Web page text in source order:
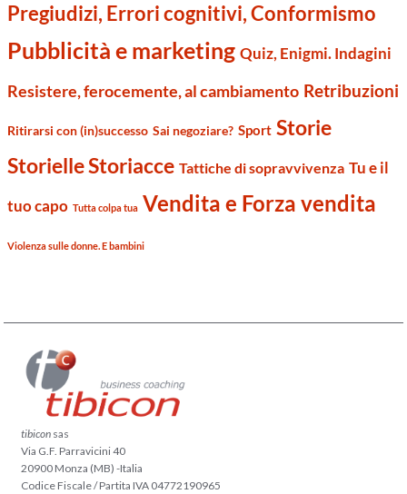
Pregiudizi, Errori cognitivi, Conformismo
Pubblicità e marketing Quiz, Enigmi. Indagini
Resistere, ferocemente, al cambiamento Retribuzioni
Ritirarsi con (in)successo Sai negoziare? Sport Storie
Storielle Storiacce Tattiche di sopravvivenza Tu e il
tuo capo Tutta colpa tua Vendita e Forza vendita
Violenza sulle donne. E bambini
tibicon sas
Via G.F. Parravicini 40
20900 Monza (MB) -Italia
Codice Fiscale / Partita IVA 04772190965